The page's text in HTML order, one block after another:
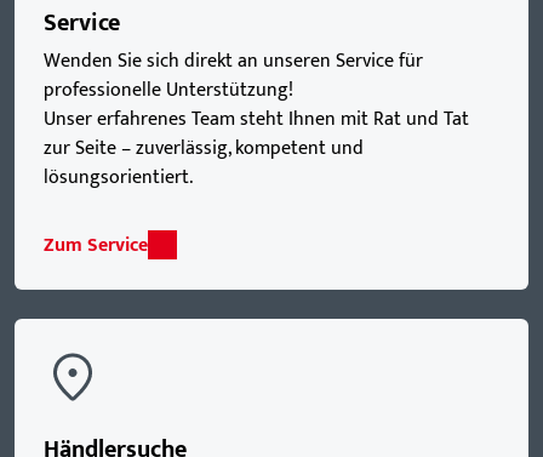
Service
Wenden Sie sich direkt an unseren Service für
professionelle Unterstützung!
Unser erfahrenes Team steht Ihnen mit Rat und Tat
zur Seite – zuverlässig, kompetent und
lösungsorientiert.
Zum Service